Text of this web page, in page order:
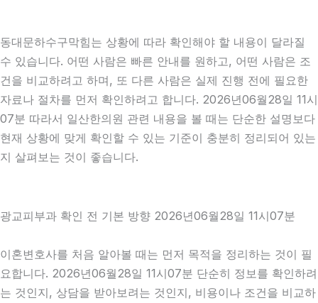
동대문하수구막힘는 상황에 따라 확인해야 할 내용이 달라질
수 있습니다. 어떤 사람은 빠른 안내를 원하고, 어떤 사람은 조
건을 비교하려고 하며, 또 다른 사람은 실제 진행 전에 필요한
자료나 절차를 먼저 확인하려고 합니다. 2026년06월28일 11시
07분 따라서 일산한의원 관련 내용을 볼 때는 단순한 설명보다
현재 상황에 맞게 확인할 수 있는 기준이 충분히 정리되어 있는
지 살펴보는 것이 좋습니다.
광교피부과 확인 전 기본 방향 2026년06월28일 11시07분
이혼변호사를 처음 알아볼 때는 먼저 목적을 정리하는 것이 필
요합니다. 2026년06월28일 11시07분 단순히 정보를 확인하려
는 것인지, 상담을 받아보려는 것인지, 비용이나 조건을 비교하